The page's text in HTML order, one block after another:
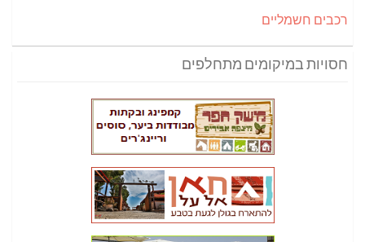
רכבים חשמליים
חסויות במיקומים מתחלפים